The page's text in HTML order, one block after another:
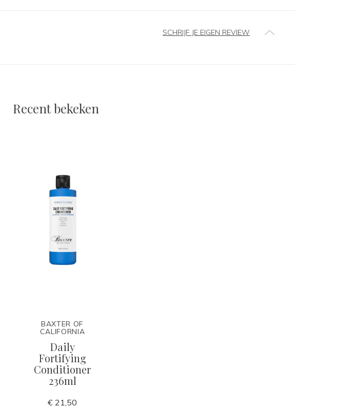
SCHRIJF JE EIGEN REVIEW
Recent bekeken
BAXTER OF
CALIFORNIA
Daily
Fortifying
Conditioner
236ml
€ 21,50